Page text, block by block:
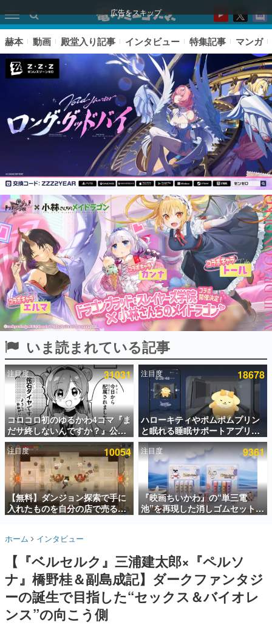
広告をスキップ
ピックアップ
電ファミのいま読まれている記事ランキング
アプリセール情報
インタビュー
連載・特集一覧
殿堂入り記事
SNS拡散数が数千以上！ ページビュー数万以上！ などな
ど。多くの人々に読まれた、電ファミ渾身の“殿堂入り”記
事をまとめました。
ゲームの企画書
名作ゲームクリエイターの方々に製作時のエピソードをお
聞きし、ヒットする企画（ゲーム）とは何か？を探ってい
きます。
赫本
この物語を解いてはいけない。『赫本』は、〈試験問題〉
の形をした短編ホラー小説集です。
新世代に訊く
これからのデジタルゲーム市場を担う若きクリエイター達
の姿を追い、彼らのルーツと情熱を探っていきます。
ゲーム世代の作家たち
ゲームに多大な影響を受けた作家さんに取材し、ゲームが
日本のコンテンツ産業やカルチャーに与えた影響を探る企
画です。
日本モバイルゲーム産業史
日本のモバイルゲーム史における主要なトピック・タイト
ルを網羅するほか、開発者へのインタビューや識者による
解説を掲載。約20年の歴史が一望できる決定版！
赫本 動画 殿堂入り記事 インタビュー 特集記事 マンガ
いま読まれている記事
注目度 31031
コロコロ初のゆるかわ4コマ『ま
だサ終しないんですか？』公開
スタート。主人公は新入社員の
侘石ダイヤ、ゲーム会社を舞台
にトラブルへ対応する社員たち
を描く
注目度 18678
ハローキティやポムポムプリン
と眠れる睡眠サポートアプリ
『ゆめたび』が配信中。キャラ
ごとのASMRや目覚ましアラー
ムも搭載
注目度 10054
【無料】ダンジョン探索で手に
入れたものを自分の店で売るゲ
ーム『Moonlighter』がSteam
『Moonlighter 2』の9月2日正
式リリースを記念したキャンペ
ーン
注目度 9361
『映画ちいかわ』の“単三電
池”を再現した消しゴムセットが
8月7日より発売決定。公式は
ホーム インタビュー
【『ベルセルク』三浦建太郎×『ペルソ
ナ』橋野桂＆副島成記】ダークファンタジ
ーの誕生で目指した“セックス＆バイオレ
ンス”の向こう側